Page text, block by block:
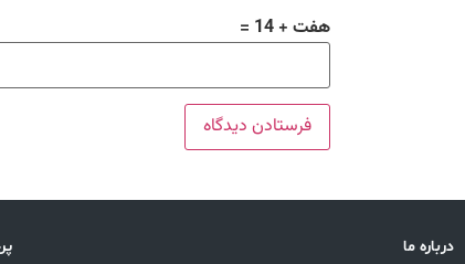
هفت + 14 =
درباره ما